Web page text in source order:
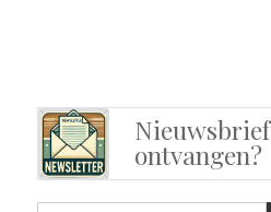
Nieuwsbrief
ontvangen?